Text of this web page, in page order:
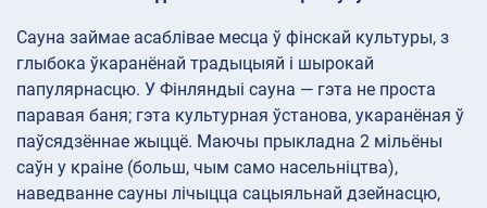
Сауна займае асаблівае месца ў фінскай культуры, з
глыбока ўкаранёнай традыцыяй і шырокай
папулярнасцю. У Фінляндыі сауна — гэта не проста
паравая баня; гэта культурная ўстанова, укаранёная ў
паўсядзённае жыццё. Маючы прыкладна 2 мільёны
саўн у краіне (больш, чым само насельніцтва),
наведванне сауны лічыцца сацыяльнай дзейнасцю,